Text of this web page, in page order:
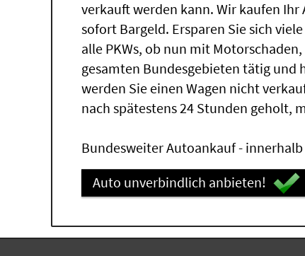
verkauft werden kann. Wir kaufen
sofort Bargeld. Ersparen Sie sich
alle PKWs, ob nun mit
gesamten Bundesgebieten tätig und
werden Sie einen Wagen nicht
nach spätestens 24 Stunden geholt,
Bundesweiter Autoankauf -
Auto unverbindlich anbieten!